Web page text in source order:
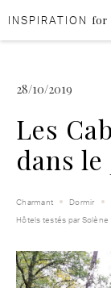
Aller au contenu
Aller au menu
INSPIRATION for
28/10/2019
Les
dans le
Charmant Dormir
Hôtels testés par Solène